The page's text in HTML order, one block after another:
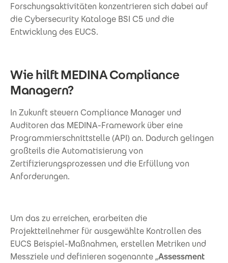
Forschungsaktivitäten konzentrieren sich dabei auf
die Cybersecurity Kataloge BSI C5 und die
Entwicklung des EUCS.
Wie hilft MEDINA Compliance
Managern?
In Zukunft steuern Compliance Manager und
Auditoren das MEDINA-Framework über eine
Programmierschnittstelle (API) an. Dadurch gelingen
großteils die Automatisierung von
Zertifizierungsprozessen und die Erfüllung von
Anforderungen.
Um das zu erreichen, erarbeiten die
Projektteilnehmer für ausgewählte Kontrollen des
EUCS Beispiel-Maßnahmen, erstellen Metriken und
Messziele und definieren sogenannte „Assessment